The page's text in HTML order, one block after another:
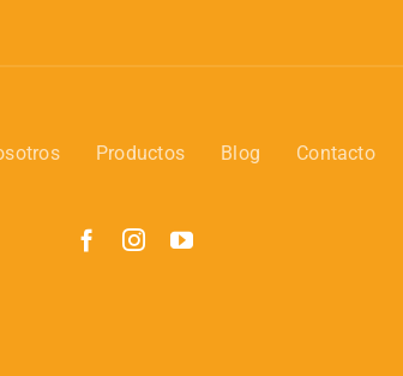
Productos Blog Contacto